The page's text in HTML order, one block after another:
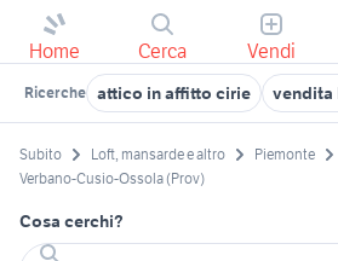
Home Cerca Vendi
Ricerche attico in affitto cirie vendita
Subito Loft, mansarde e altro
Piemonte
Verbano-Cusio-Ossola (Prov)
Cosa cerchi?